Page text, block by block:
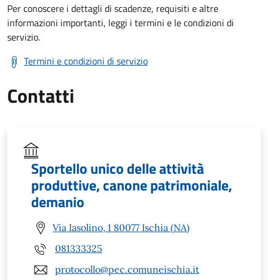
Per conoscere i dettagli di scadenze, requisiti e altre
informazioni importanti, leggi i termini e le condizioni di
servizio.
Termini e condizioni di servizio
Contatti
Sportello unico delle attività
produttive, canone patrimoniale,
demanio
Via Iasolino, 1 80077 Ischia (NA)
081333325
protocollo@pec.comuneischia.it